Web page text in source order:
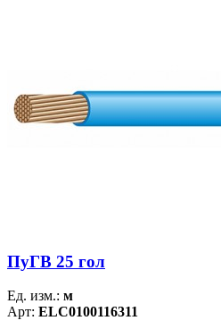
ПуГВ 25 гол
Ед. изм.: м
Арт: ELC0100116311